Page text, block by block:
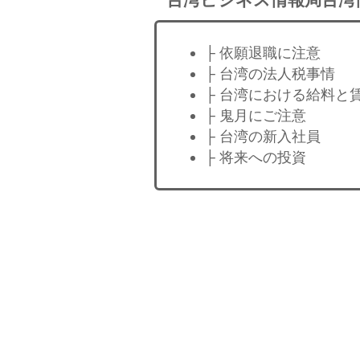
├ 依願退職に注意
├ 台湾の法人税事情
├ 台湾における給料と
├ 鬼月にご注意
├ 台湾の新入社員
├ 将来への投資